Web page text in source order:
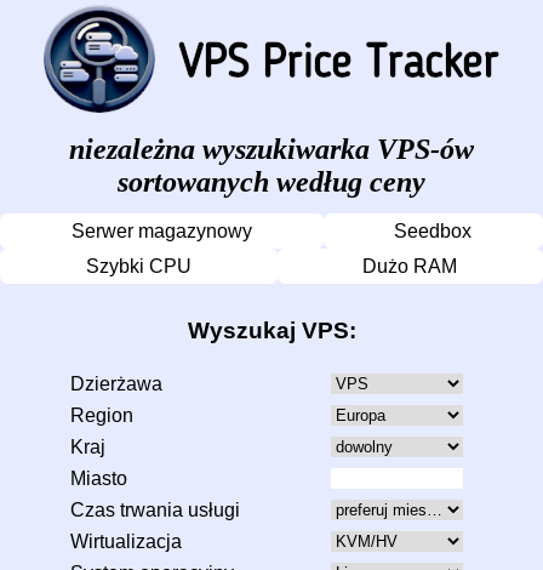
niezależna wyszukiwarka VPS-ów
sortowanych według ceny
Serwer magazynowy
Seedbox
Szybki CPU
Dużo RAM
Wyszukaj VPS:
Dzierżawa
Region
Kraj
Miasto
Czas trwania usługi
Wirtualizacja